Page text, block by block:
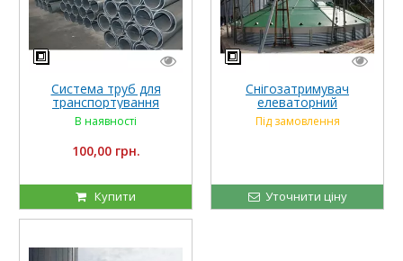
Система труб для
транспортування
зернових в елеваторах
В наявності
100,00 грн.
Купити
Снігозатримувач
елеваторний
Під замовлення
Уточнити ціну